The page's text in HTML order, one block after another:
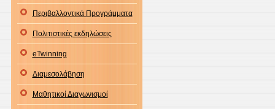
Περιβαλλοντικά Προγράμματα
Πολιτιστικές εκδηλώσεις
eTwinning
Διαμεσολάβηση
Μαθητικοί Διαγωνισμοί